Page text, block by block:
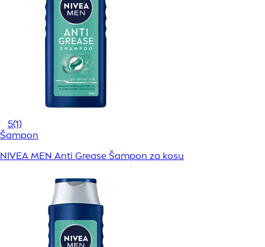
5(1)
Šampon
NIVEA MEN Anti Grease Šampon za kosu